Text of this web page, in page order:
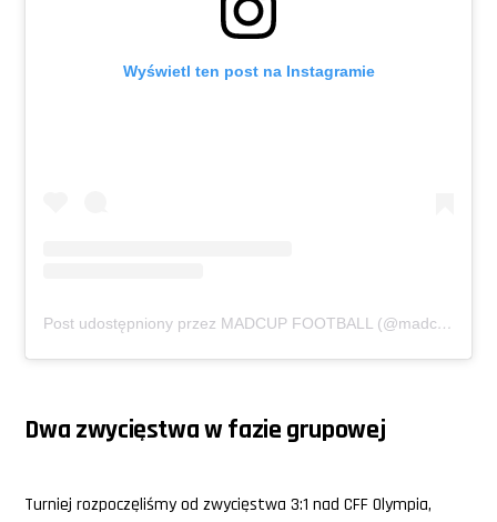
Wyświetl ten post na Instagramie
Post udostępniony przez MADCUP FOOTBALL (@madcupfootball)
Dwa zwycięstwa w fazie grupowej
Turniej rozpoczęliśmy od zwycięstwa 3:1 nad CFF Olympia,